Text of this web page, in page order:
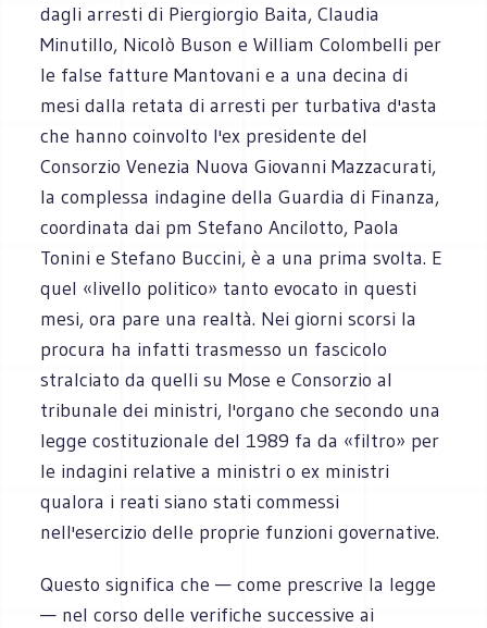
dagli arresti di Piergiorgio Baita, Claudia
Minutillo, Nicolò Buson e William Colombelli per
le false fatture Mantovani e a una decina di
mesi dalla retata di arresti per turbativa d'asta
che hanno coinvolto l'ex presidente del
Consorzio Venezia Nuova Giovanni Mazzacurati,
la complessa indagine della Guardia di Finanza,
coordinata dai pm Stefano Ancilotto, Paola
Tonini e Stefano Buccini, è a una prima svolta. E
quel «livello politico» tanto evocato in questi
mesi, ora pare una realtà. Nei giorni scorsi la
procura ha infatti trasmesso un fascicolo
stralciato da quelli su Mose e Consorzio al
tribunale dei ministri, l'organo che secondo una
legge costituzionale del 1989 fa da «filtro» per
le indagini relative a ministri o ex ministri
qualora i reati siano stati commessi
nell'esercizio delle proprie funzioni governative.
Questo significa che — come prescrive la legge
— nel corso delle verifiche successive ai